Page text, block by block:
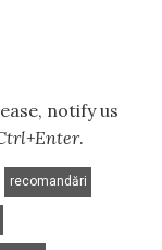
notify us
.
recomandări